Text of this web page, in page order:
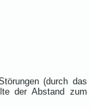
(durch das
der Abstand zum